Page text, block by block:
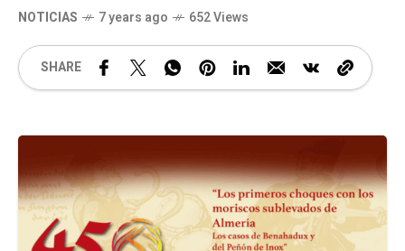
NOTICIAS 7 years ago 652 Views
SHARE